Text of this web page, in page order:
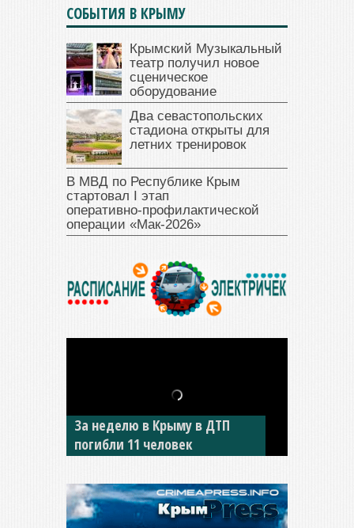
СОБЫТИЯ В КРЫМУ
Крымский Музыкальный
театр получил новое
сценическое
оборудование
Два севастопольских
стадиона открыты для
летних тренировок
В МВД по Республике Крым
стартовал I этап
оперативно‑профилактической
операции «Мак‑2026»
За неделю в Крыму в ДТП
погибли 11 человек
В Джанкое водитель ВАЗа
сбил двух детей на «зебре»